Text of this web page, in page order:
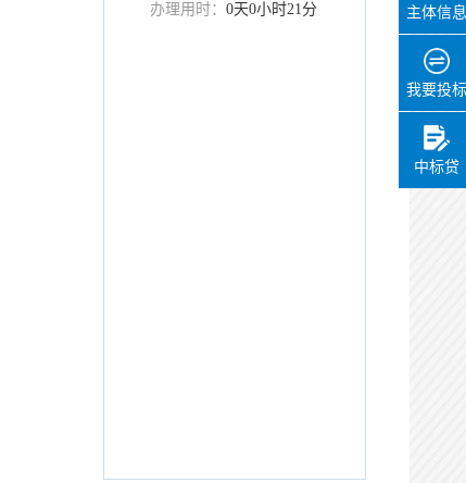
主体信息
我要投标
中标贷
办理用时： 0天0小时21分